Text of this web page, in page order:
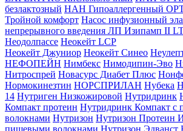
безлактозный НАН Гипоаллергенный
Тройной комфорт Насос инфузионный
непрерывного введения ЛП Изипамп II
Неодолпассе Неокейт LCP
Неокейт Джуниор Неокейт Синео
НЕФОПЕЙН Нимбекс Нимодипин-Эво
Нитроспрей Новасурс Диабет Плюс
Нормокинезтин НОРСПРИЛАН Нубека
14 Нутриген Низкожировой Нутридринк
Компакт протеин Нутридринк Компакт с
волокнами Нутризон Нутризон Протеин
пищевыми волокнами Нутризон Эдванст